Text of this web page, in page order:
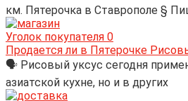
км. Пятерочка в Ставрополе §
Уголок покупателя 0
Продается ли в Пятерочке
🗣 Рисовый уксус сегодня
азиатской кухне, но и в других